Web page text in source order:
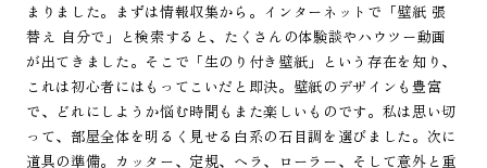
まりました。まずは情報収集から。インターネットで「壁紙 張
替え 自分で」と検索すると、たくさんの体験談やハウツー動画
が出てきました。そこで「生のり付き壁紙」という存在を知り、
これは初心者にはもってこいだと即決。壁紙のデザインも豊富
で、どれにしようか悩む時間もまた楽しいものです。私は思い切
って、部屋全体を明るく見せる白系の石目調を選びました。次に
道具の準備。カッター、定規、ヘラ、ローラー、そして意外と重